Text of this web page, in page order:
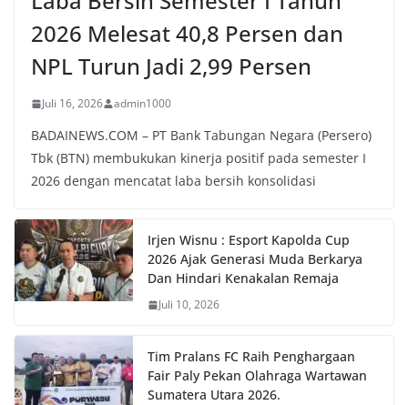
2026 Melesat 40,8 Persen dan
NPL Turun Jadi 2,99 Persen
Juli 16, 2026 admin1000
BADAINEWS.COM – PT Bank Tabungan Negara (Persero)
Tbk (BTN) membukukan kinerja positif pada semester I
2026 dengan mencatat laba bersih konsolidasi
Irjen Wisnu : Esport Kapolda Cup
2026 Ajak Generasi Muda Berkarya
Dan Hindari Kenakalan Remaja
Juli 10, 2026
Tim Pralans FC Raih Penghargaan
Fair Paly Pekan Olahraga Wartawan
Sumatera Utara 2026.